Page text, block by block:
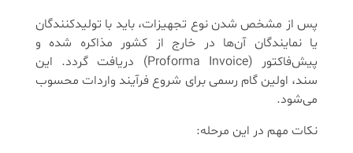
پس از مشخص شدن نوع تجهیزات، باید با تولیدکنندگان
یا نمایندگان آن‌ها در خارج از کشور مذاکره شده و
پیش‌فاکتور (Proforma Invoice) دریافت گردد. این
سند، اولین گام رسمی برای شروع فرآیند واردات محسوب
می‌شود.
نکات مهم در این مرحله: